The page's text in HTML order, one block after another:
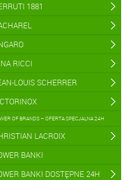
1881
RICCI
LOUIS SCHERRER
OF BRANDS – OFERTA SPECJALNA 24H
LACROIX
BANKI
BANKI DOSTĘPNE 24H